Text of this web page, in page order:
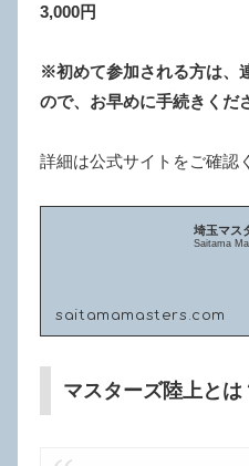
3,000円
※初めて参加される方は、
ので、お早めに手続きくだ
詳細は公式サイトをご確認
埼玉マス
Saitama
saitamamasters.com
マスターズ陸上とは